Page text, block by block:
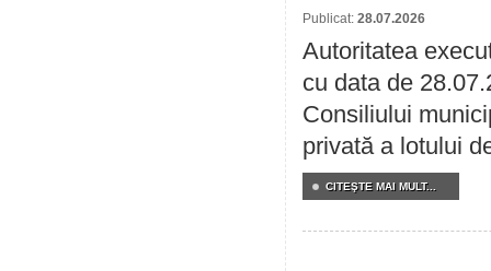
Publicat: 28.07.2026
Autoritatea
cu data de
Consiliului
privată a lotului
CITEŞTE MAI MULT...